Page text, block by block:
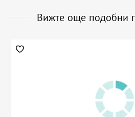
Вижте още подобни